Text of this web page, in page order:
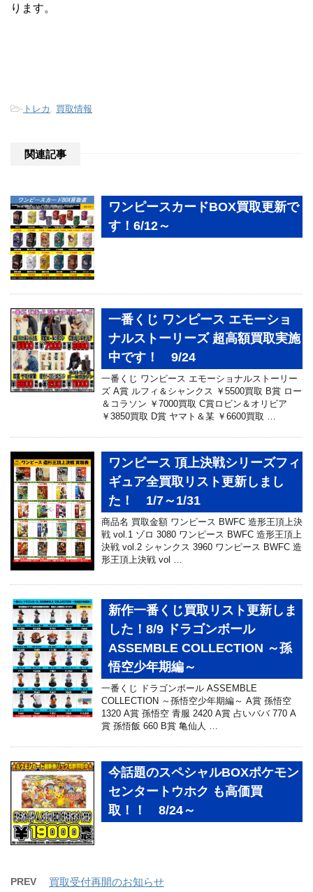
ります。
- トレカ 買取情報
関連記事
ワンピースカードBOX買取更新で
す！6/12～
一番くじ ワンピース エモーショ
ナルストーリーズ 超高額買取実施
中です！ 9/24
一番くじ ワンピース エモーショナルストーリー
ズ A賞 ルフィ＆シャンクス ￥5500買取 B賞 ロー
＆コラソン ￥7000買取 C賞ロビン＆オリビア
￥3850買取 D賞 ヤマト＆某 ￥6600買取 …
ワンピース 頂上決戦シリーズフィ
ギュア全買取リスト更新しまし
た！ 1/7～1/31
商品名 買取金額 ワンピース BWFC 造形王頂上決
戦 vol.1 ゾロ 3080 ワンピース BWFC 造形王頂上
決戦 vol.2 シャンクス 3960 ワンピース BWFC 造
形王頂上決戦 vol …
新作一番くじ買取リスト更新しま
した！8/9 ドラゴンボール
ASSEMBLE COLLECTION ～孫
悟空少年期編～
一番くじ ドラゴンボール ASSEMBLE
COLLECTION ～孫悟空少年期編～ A賞 孫悟空
1320 A賞 孫悟空 青服 2420 A賞 占いババ 770 A
賞 孫悟飯 660 B賞 亀仙人 …
今話題のスペシャルBOXポケモン
センタートウホク も高価買
取！！ 8/24～
PREV 買取受付再開のお知らせ